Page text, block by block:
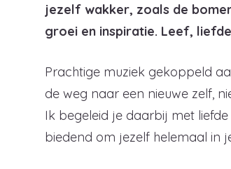
jezelf wakker, zoals de
groei en inspiratie. Leef,
Prachtige muziek gekoppeld
de weg naar een nieuwe zelf,
Ik begeleid je daarbij met
biedend om jezelf helemaal in